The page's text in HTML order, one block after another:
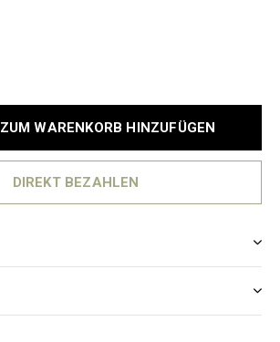
ZUM WARENKORB HINZUFÜGEN
DIREKT BEZAHLEN